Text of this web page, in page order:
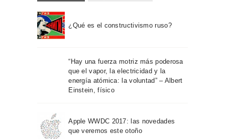
¿Qué es el constructivismo ruso?
“Hay una fuerza motriz más poderosa
que el vapor, la electricidad y la
energía atómica: la voluntad” – Albert
Einstein, físico
Apple WWDC 2017: las novedades
que veremos este otoño